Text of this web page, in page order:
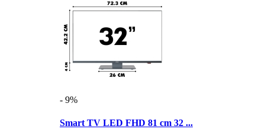
- 9%
Smart TV LED FHD 81 cm 32 ...